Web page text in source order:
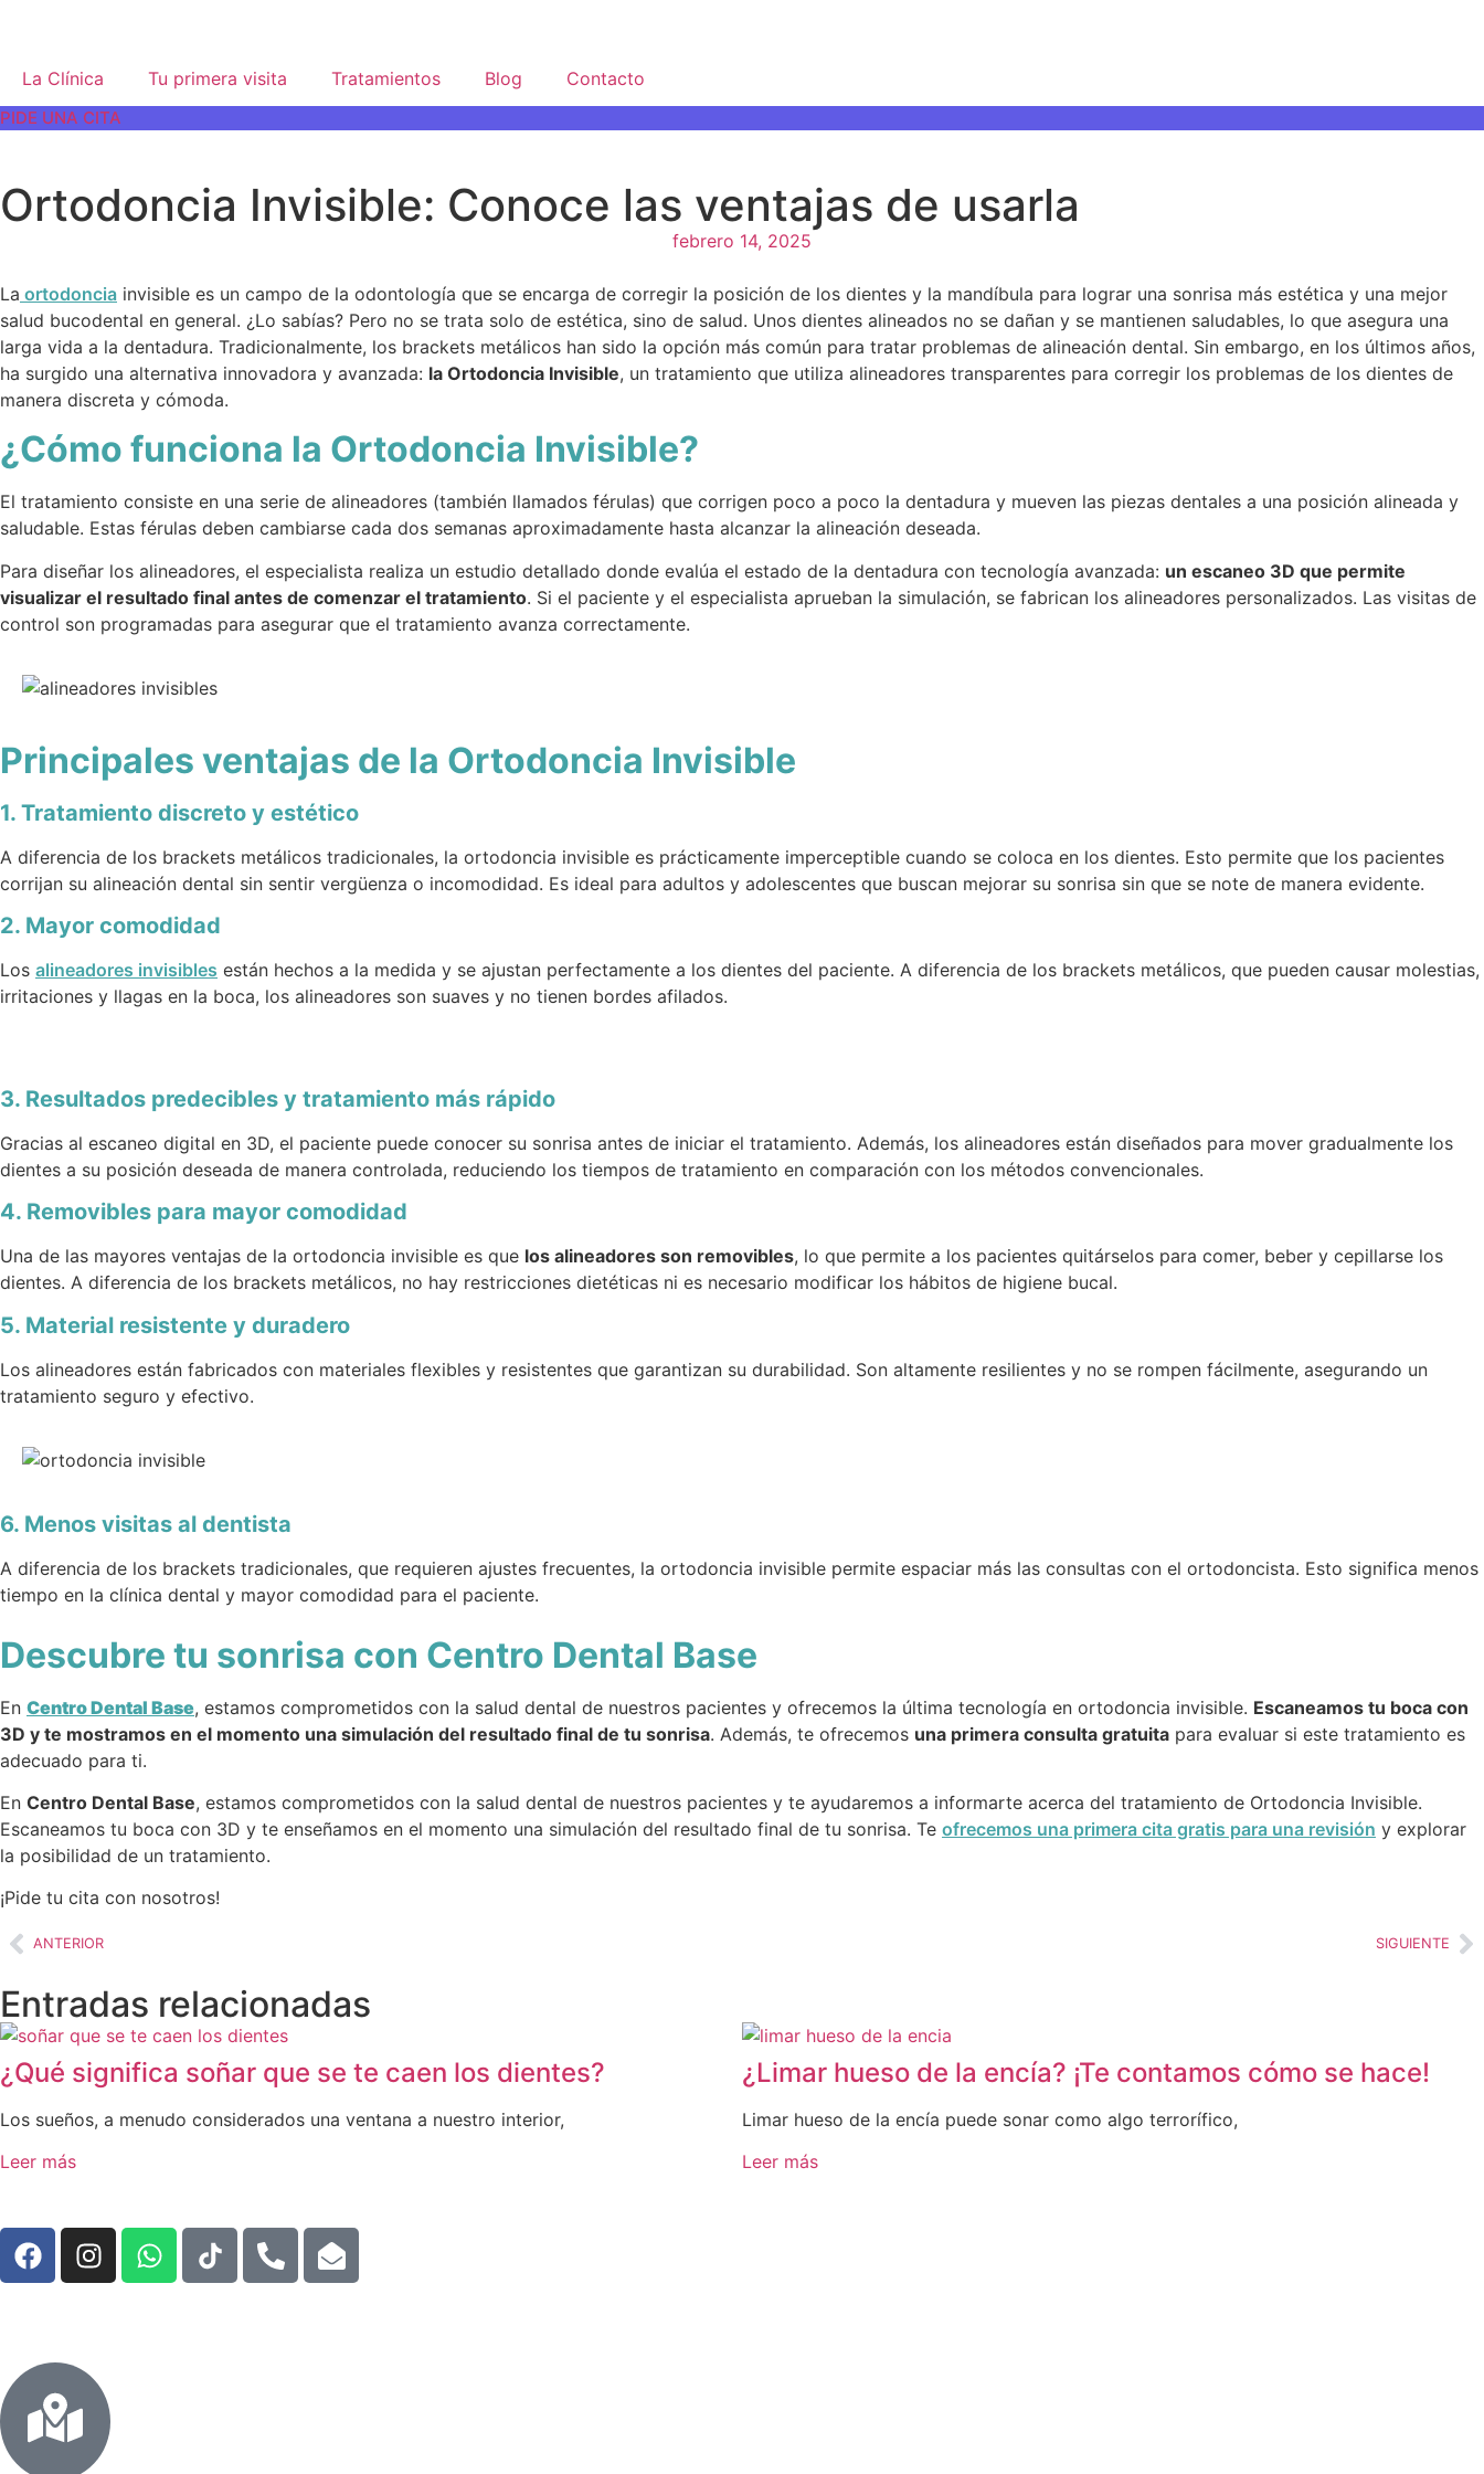
La Clínica Tu primera visita Tratamientos Blog Contacto
PIDE UNA CITA
Ortodoncia Invisible: Conoce las ventajas de usarla
febrero 14, 2025
La ortodoncia invisible es un campo de la odontología que se encarga de corregir la posición de los dientes y la mandíbula para lograr una sonrisa más estética y una mejor
salud bucodental en general. ¿Lo sabías? Pero no se trata solo de estética, sino de salud. Unos dientes alineados no se dañan y se mantienen saludables, lo que asegura una
larga vida a la dentadura. Tradicionalmente, los brackets metálicos han sido la opción más común para tratar problemas de alineación dental. Sin embargo, en los últimos años,
ha surgido una alternativa innovadora y avanzada: la Ortodoncia Invisible, un tratamiento que utiliza alineadores transparentes para corregir los problemas de los dientes de
manera discreta y cómoda.
¿Cómo funciona la Ortodoncia Invisible?
El tratamiento consiste en una serie de alineadores (también llamados férulas) que corrigen poco a poco la dentadura y mueven las piezas dentales a una posición alineada y
saludable. Estas férulas deben cambiarse cada dos semanas aproximadamente hasta alcanzar la alineación deseada.
Para diseñar los alineadores, el especialista realiza un estudio detallado donde evalúa el estado de la dentadura con tecnología avanzada: un escaneo 3D que permite
visualizar el resultado final antes de comenzar el tratamiento. Si el paciente y el especialista aprueban la simulación, se fabrican los alineadores personalizados. Las visitas de
control son programadas para asegurar que el tratamiento avanza correctamente.
Principales ventajas de la Ortodoncia Invisible
1. Tratamiento discreto y estético
A diferencia de los brackets metálicos tradicionales, la ortodoncia invisible es prácticamente imperceptible cuando se coloca en los dientes. Esto permite que los pacientes
corrijan su alineación dental sin sentir vergüenza o incomodidad. Es ideal para adultos y adolescentes que buscan mejorar su sonrisa sin que se note de manera evidente.
2. Mayor comodidad
Los alineadores invisibles están hechos a la medida y se ajustan perfectamente a los dientes del paciente. A diferencia de los brackets metálicos, que pueden causar molestias,
irritaciones y llagas en la boca, los alineadores son suaves y no tienen bordes afilados.
3. Resultados predecibles y tratamiento más rápido
Gracias al escaneo digital en 3D, el paciente puede conocer su sonrisa antes de iniciar el tratamiento. Además, los alineadores están diseñados para mover gradualmente los
dientes a su posición deseada de manera controlada, reduciendo los tiempos de tratamiento en comparación con los métodos convencionales.
4. Removibles para mayor comodidad
Una de las mayores ventajas de la ortodoncia invisible es que los alineadores son removibles, lo que permite a los pacientes quitárselos para comer, beber y cepillarse los
dientes. A diferencia de los brackets metálicos, no hay restricciones dietéticas ni es necesario modificar los hábitos de higiene bucal.
5. Material resistente y duradero
Los alineadores están fabricados con materiales flexibles y resistentes que garantizan su durabilidad. Son altamente resilientes y no se rompen fácilmente, asegurando un
tratamiento seguro y efectivo.
6. Menos visitas al dentista
A diferencia de los brackets tradicionales, que requieren ajustes frecuentes, la ortodoncia invisible permite espaciar más las consultas con el ortodoncista. Esto significa menos
tiempo en la clínica dental y mayor comodidad para el paciente.
Descubre tu sonrisa con Centro Dental Base
En Centro Dental Base, estamos comprometidos con la salud dental de nuestros pacientes y ofrecemos la última tecnología en ortodoncia invisible. Escaneamos tu boca con
3D y te mostramos en el momento una simulación del resultado final de tu sonrisa. Además, te ofrecemos una primera consulta gratuita para evaluar si este tratamiento es
adecuado para ti.
En Centro Dental Base, estamos comprometidos con la salud dental de nuestros pacientes y te ayudaremos a informarte acerca del tratamiento de Ortodoncia Invisible.
Escaneamos tu boca con 3D y te enseñamos en el momento una simulación del resultado final de tu sonrisa. Te ofrecemos una primera cita gratis para una revisión y explorar
la posibilidad de un tratamiento.
¡Pide tu cita con nosotros!
ANTERIOR SIGUIENTE
Entradas relacionadas
¿Qué significa soñar que se te caen los dientes?
Los sueños, a menudo considerados una ventana a nuestro interior,
Leer más
¿Limar hueso de la encía? ¡Te contamos cómo se hace!
Limar hueso de la encía puede sonar como algo terrorífico,
Leer más